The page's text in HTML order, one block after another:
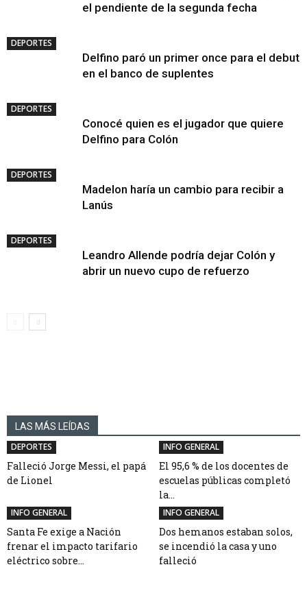
el pendiente de la segunda fecha
DEPORTES
Delfino paró un primer once para el debut
en el banco de suplentes
DEPORTES
Conocé quien es el jugador que quiere
Delfino para Colón
DEPORTES
Madelon haría un cambio para recibir a
Lanús
DEPORTES
Leandro Allende podría dejar Colón y
abrir un nuevo cupo de refuerzo
LAS MÁS LEÍDAS
DEPORTES
Falleció Jorge Messi, el papá
de Lionel
INFO GENERAL
El 95,6 % de los docentes de
escuelas públicas completó
la...
INFO GENERAL
Santa Fe exige a Nación
frenar el impacto tarifario
eléctrico sobre...
INFO GENERAL
Dos hemanos estaban solos,
se incendió la casa y uno
falleció